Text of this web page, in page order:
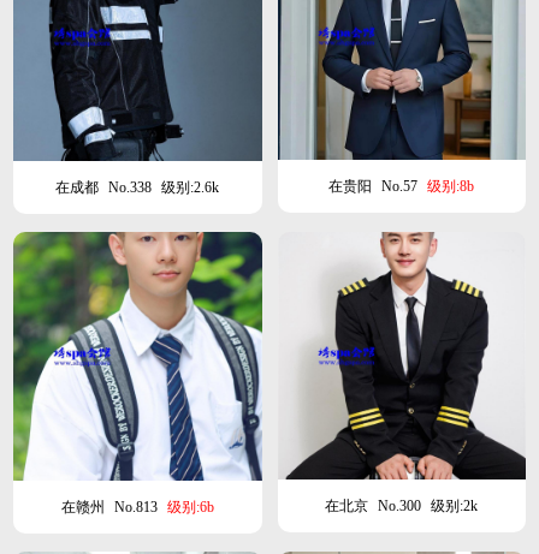
在成都 No.338 级别:2.6k 在贵阳 No.57 级别:8b
在赣州 No.813 级别:6b 在北京 No.300 级别:2k